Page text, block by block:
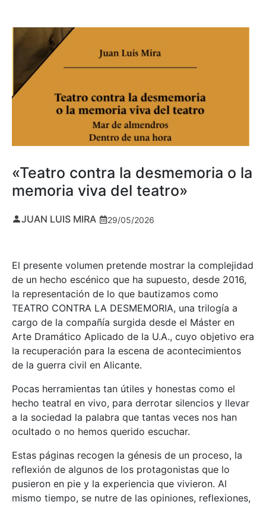
«Teatro contra la desmemoria o la
memoria viva del teatro»
JUAN LUIS MIRA 29/05/2026
El presente volumen pretende mostrar la complejidad
de un hecho escénico que ha supuesto, desde 2016,
la representación de lo que bautizamos como
TEATRO CONTRA LA DESMEMORIA, una trilogía a
cargo de la compañía surgida desde el Máster en
Arte Dramático Aplicado de la U.A., cuyo objetivo era
la recuperación para la escena de acontecimientos
de la guerra civil en Alicante.
Pocas herramientas tan útiles y honestas como el
hecho teatral en vivo, para derrotar silencios y llevar
a la sociedad la palabra que tantas veces nos han
ocultado o no hemos querido escuchar.
Estas páginas recogen la génesis de un proceso, la
reflexión de algunos de los protagonistas que lo
pusieron en pie y la experiencia que vivieron. Al
mismo tiempo, se nutre de las opiniones, reflexiones,